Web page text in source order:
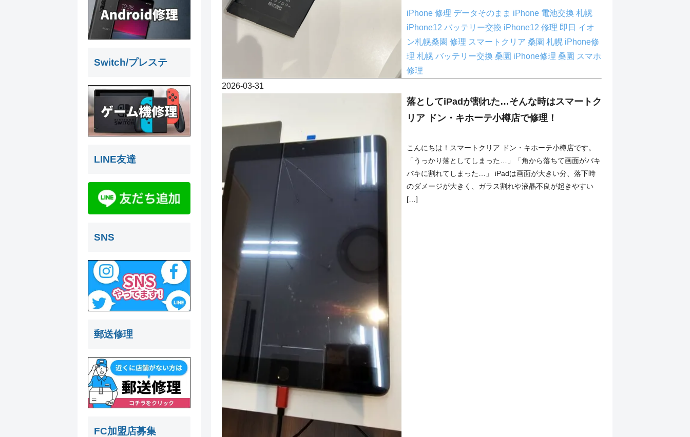
iPhone 修理 データそのまま iPhone 電池交換 札幌
iPhone12 バッテリー交換 iPhone12 修理 即日 イオ
ン札幌桑園 修理 スマートクリア 桑園 札幌 iPhone修
理 札幌 バッテリー交換 桑園 iPhone修理 桑園 スマホ
修理
2026-03-31
落としてiPadが割れた…そんな時はスマートク
リア ドン・キホーテ小樽店で修理！
こんにちは！スマートクリア ドン・キホーテ小樽店です。
「うっかり落としてしまった…」「角から落ちて画面がバキ
バキに割れてしまった…」 iPadは画面が大きい分、落下時
のダメージが大きく、ガラス割れや液晶不良が起きやすい
[…]
Switch/プレステ
LINE友達
SNS
郵送修理
FC加盟店募集